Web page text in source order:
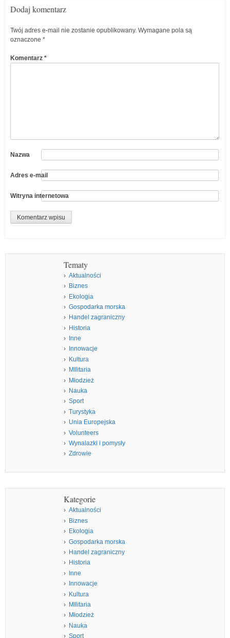
Dodaj komentarz
Twój adres e-mail nie zostanie opublikowany. Wymagane pola są
oznaczone *
Komentarz *
Nazwa
Adres e-mail
Witryna internetowa
Tematy
Aktualności
Biznes
Ekologia
Gospodarka morska
Handel zagraniczny
Historia
Inne
Innowacje
Kultura
MIlitaria
Młodzież
Nauka
Sport
Turystyka
Unia Europejska
Volunteers
Wynalazki i pomysły
Zdrowie
Kategorie
Aktualności
Biznes
Ekologia
Gospodarka morska
Handel zagraniczny
Historia
Inne
Innowacje
Kultura
MIlitaria
Młodzież
Nauka
Sport